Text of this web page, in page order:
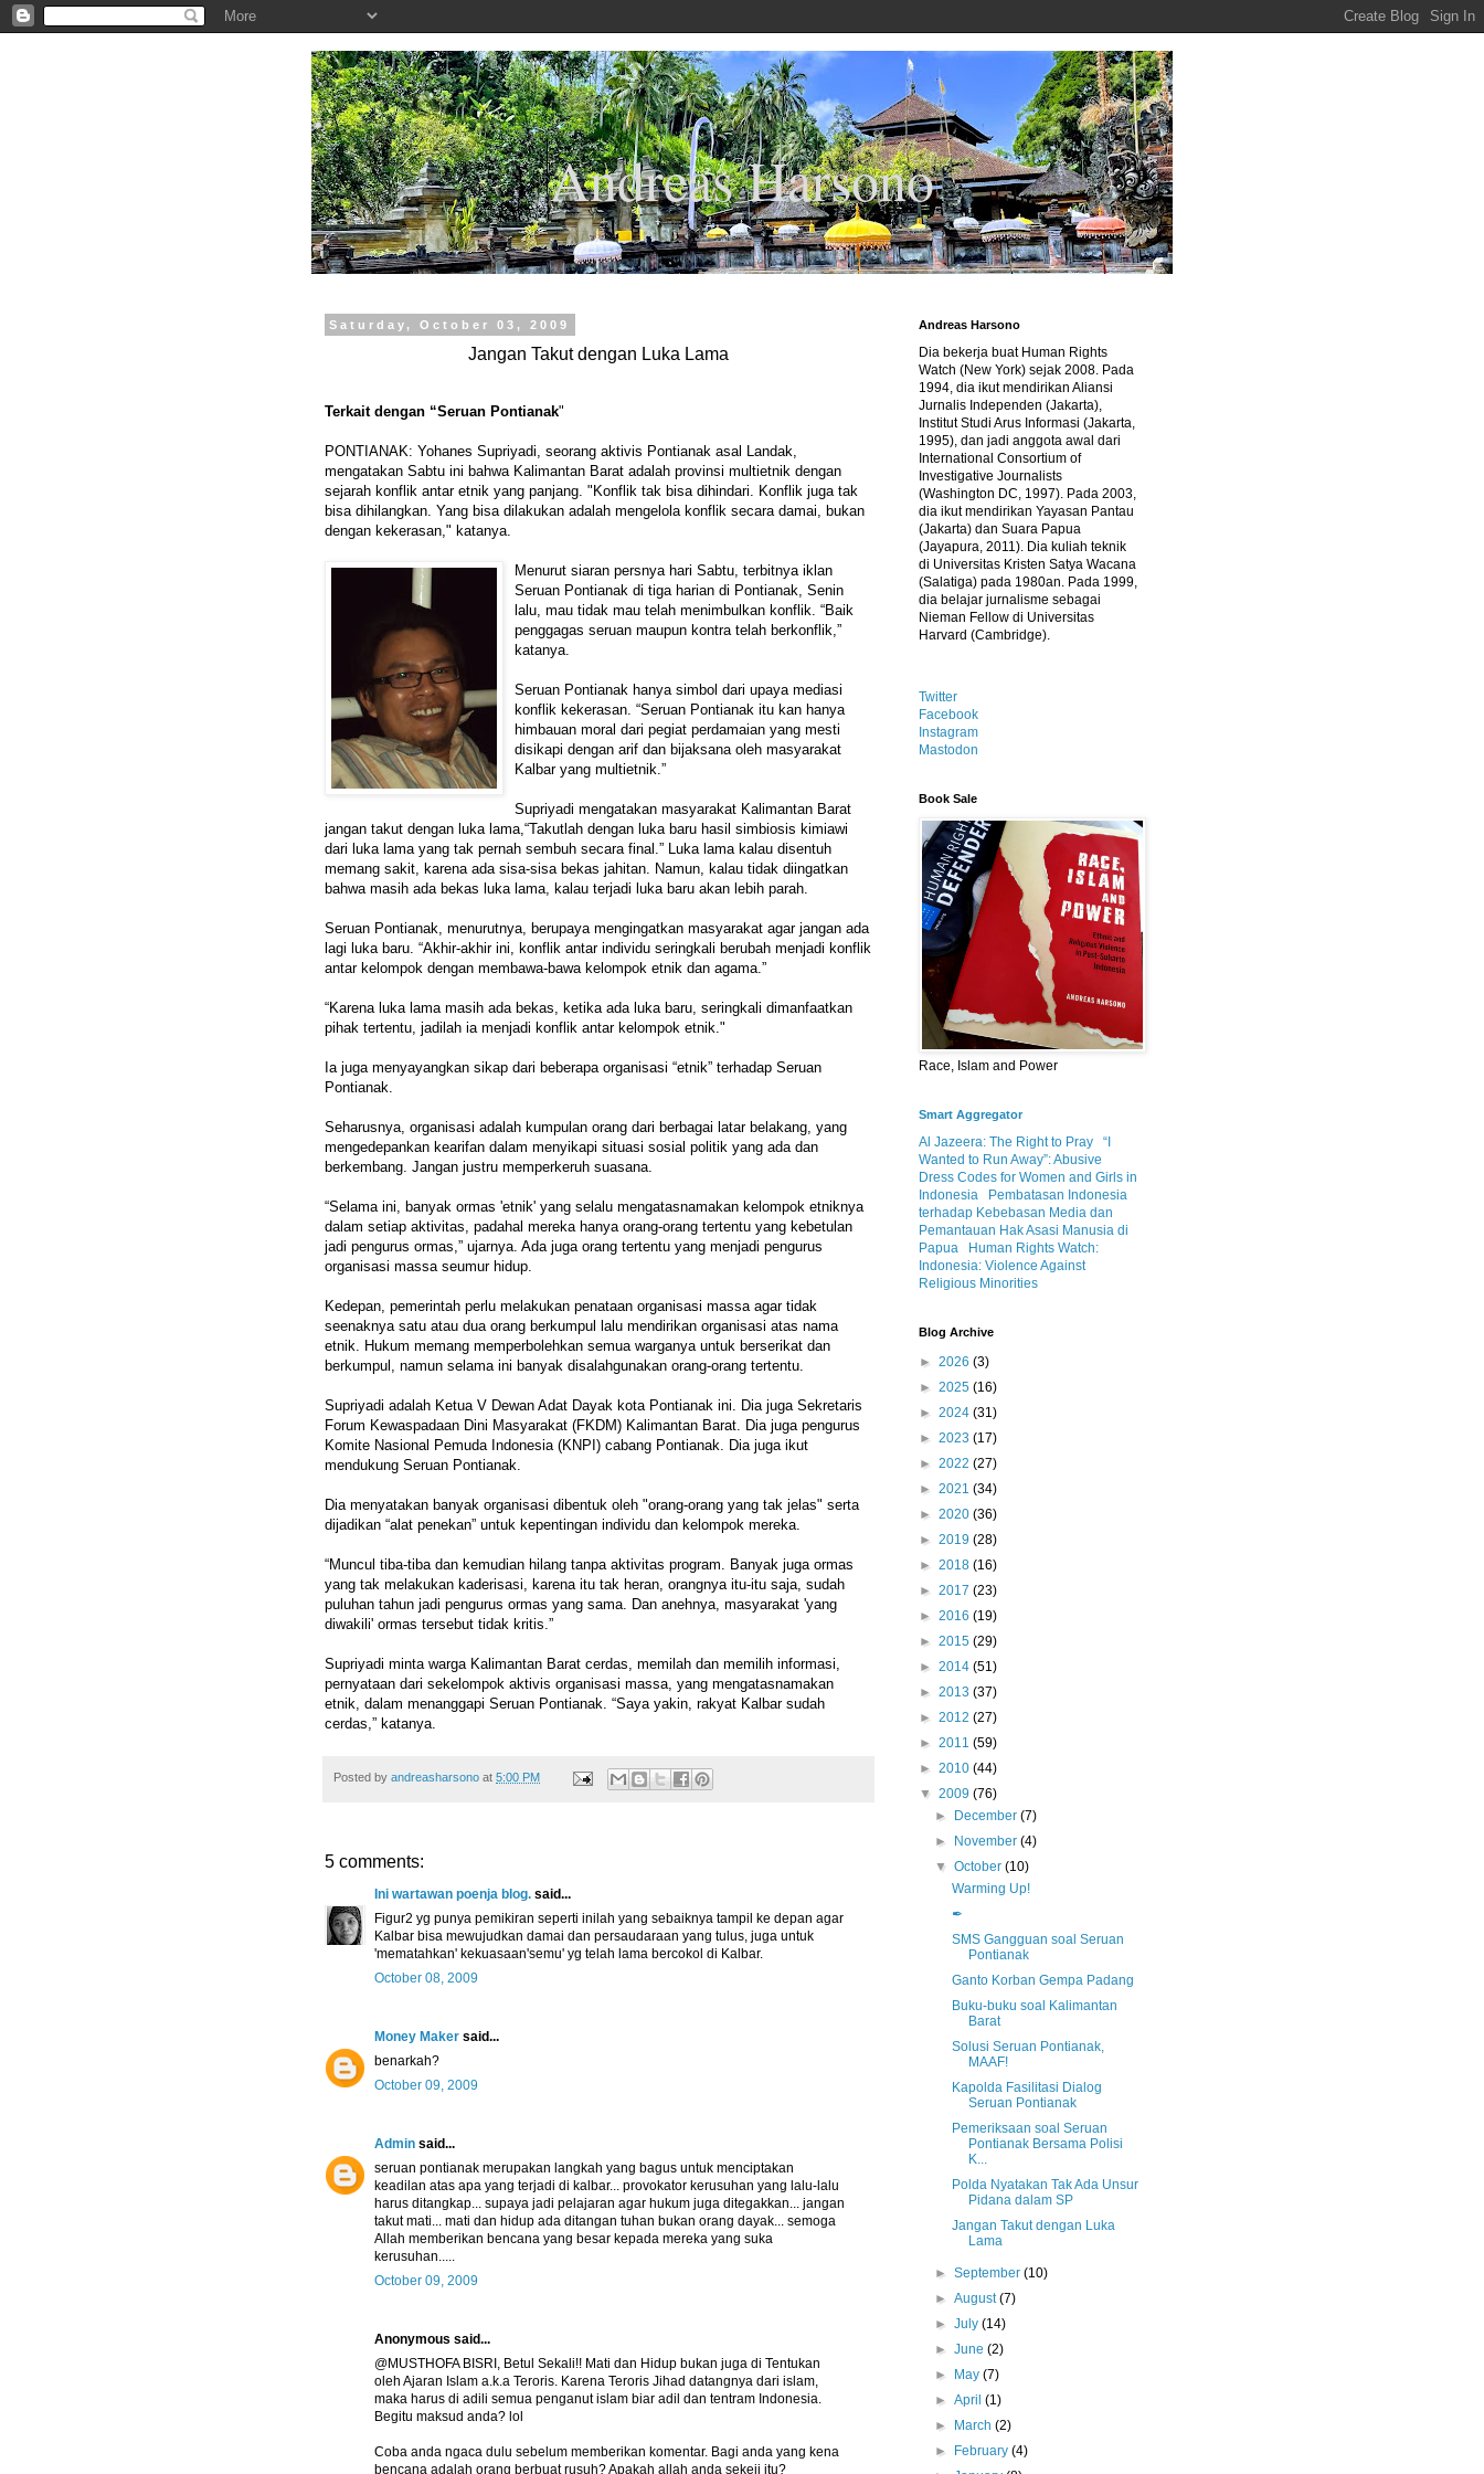
.
Andreas Harsono
Saturday, October 03, 2009
Jangan Takut dengan Luka Lama
Terkait dengan “Seruan Pontianak"
PONTIANAK: Yohanes Supriyadi, seorang aktivis Pontianak asal Landak,
mengatakan Sabtu ini bahwa Kalimantan Barat adalah provinsi multietnik dengan
sejarah konflik antar etnik yang panjang. "Konflik tak bisa dihindari. Konflik juga tak
bisa dihilangkan. Yang bisa dilakukan adalah mengelola konflik secara damai, bukan
dengan kekerasan," katanya.
Menurut siaran persnya hari Sabtu, terbitnya iklan
Seruan Pontianak di tiga harian di Pontianak, Senin
lalu, mau tidak mau telah menimbulkan konflik. “Baik
penggagas seruan maupun kontra telah berkonflik,”
katanya.
Seruan Pontianak hanya simbol dari upaya mediasi
konflik kekerasan. “Seruan Pontianak itu kan hanya
himbauan moral dari pegiat perdamaian yang mesti
disikapi dengan arif dan bijaksana oleh masyarakat
Kalbar yang multietnik.”
Supriyadi mengatakan masyarakat Kalimantan Barat
jangan takut dengan luka lama,“Takutlah dengan luka baru hasil simbiosis kimiawi
dari luka lama yang tak pernah sembuh secara final.” Luka lama kalau disentuh
memang sakit, karena ada sisa-sisa bekas jahitan. Namun, kalau tidak diingatkan
bahwa masih ada bekas luka lama, kalau terjadi luka baru akan lebih parah.
Seruan Pontianak, menurutnya, berupaya mengingatkan masyarakat agar jangan ada
lagi luka baru. “Akhir-akhir ini, konflik antar individu seringkali berubah menjadi konflik
antar kelompok dengan membawa-bawa kelompok etnik dan agama.”
“Karena luka lama masih ada bekas, ketika ada luka baru, seringkali dimanfaatkan
pihak tertentu, jadilah ia menjadi konflik antar kelompok etnik."
Ia juga menyayangkan sikap dari beberapa organisasi “etnik” terhadap Seruan
Pontianak.
Seharusnya, organisasi adalah kumpulan orang dari berbagai latar belakang, yang
mengedepankan kearifan dalam menyikapi situasi sosial politik yang ada dan
berkembang. Jangan justru memperkeruh suasana.
“Selama ini, banyak ormas 'etnik' yang selalu mengatasnamakan kelompok etniknya
dalam setiap aktivitas, padahal mereka hanya orang-orang tertentu yang kebetulan
jadi pengurus ormas,” ujarnya. Ada juga orang tertentu yang menjadi pengurus
organisasi massa seumur hidup.
Kedepan, pemerintah perlu melakukan penataan organisasi massa agar tidak
seenaknya satu atau dua orang berkumpul lalu mendirikan organisasi atas nama
etnik. Hukum memang memperbolehkan semua warganya untuk berserikat dan
berkumpul, namun selama ini banyak disalahgunakan orang-orang tertentu.
Supriyadi adalah Ketua V Dewan Adat Dayak kota Pontianak ini. Dia juga Sekretaris
Forum Kewaspadaan Dini Masyarakat (FKDM) Kalimantan Barat. Dia juga pengurus
Komite Nasional Pemuda Indonesia (KNPI) cabang Pontianak. Dia juga ikut
mendukung Seruan Pontianak.
Dia menyatakan banyak organisasi dibentuk oleh "orang-orang yang tak jelas" serta
dijadikan “alat penekan” untuk kepentingan individu dan kelompok mereka.
“Muncul tiba-tiba dan kemudian hilang tanpa aktivitas program. Banyak juga ormas
yang tak melakukan kaderisasi, karena itu tak heran, orangnya itu-itu saja, sudah
puluhan tahun jadi pengurus ormas yang sama. Dan anehnya, masyarakat 'yang
diwakili' ormas tersebut tidak kritis.”
Supriyadi minta warga Kalimantan Barat cerdas, memilah dan memilih informasi,
pernyataan dari sekelompok aktivis organisasi massa, yang mengatasnamakan
etnik, dalam menanggapi Seruan Pontianak. “Saya yakin, rakyat Kalbar sudah
cerdas,” katanya.
Posted by andreasharsono at 5:00 PM
5 comments:
Ini wartawan poenja blog. said...
Figur2 yg punya pemikiran seperti inilah yang sebaiknya tampil ke depan agar
Kalbar bisa mewujudkan damai dan persaudaraan yang tulus, juga untuk
'mematahkan' kekuasaan'semu' yg telah lama bercokol di Kalbar.
October 08, 2009
Money Maker said...
benarkah?
October 09, 2009
Admin said...
seruan pontianak merupakan langkah yang bagus untuk menciptakan
keadilan atas apa yang terjadi di kalbar... provokator kerusuhan yang lalu-lalu
harus ditangkap... supaya jadi pelajaran agar hukum juga ditegakkan... jangan
takut mati... mati dan hidup ada ditangan tuhan bukan orang dayak... semoga
Allah memberikan bencana yang besar kepada mereka yang suka
kerusuhan.....
October 09, 2009
Anonymous said...
@MUSTHOFA BISRI, Betul Sekali!! Mati dan Hidup bukan juga di Tentukan
oleh Ajaran Islam a.k.a Teroris. Karena Teroris Jihad datangnya dari islam,
maka harus di adili semua penganut islam biar adil dan tentram Indonesia.
Begitu maksud anda? lol
Coba anda ngaca dulu sebelum memberikan komentar. Bagi anda yang kena
bencana adalah orang berbuat rusuh? Apakah allah anda sekeji itu?
Andreas Harsono
Dia bekerja buat Human Rights
Watch (New York) sejak 2008. Pada
1994, dia ikut mendirikan Aliansi
Jurnalis Independen (Jakarta),
Institut Studi Arus Informasi (Jakarta,
1995), dan jadi anggota awal dari
International Consortium of
Investigative Journalists
(Washington DC, 1997). Pada 2003,
dia ikut mendirikan Yayasan Pantau
(Jakarta) dan Suara Papua
(Jayapura, 2011). Dia kuliah teknik
di Universitas Kristen Satya Wacana
(Salatiga) pada 1980an. Pada 1999,
dia belajar jurnalisme sebagai
Nieman Fellow di Universitas
Harvard (Cambridge).
Twitter
Facebook
Instagram
Mastodon
Book Sale
Race, Islam and Power
Smart Aggregator
Al Jazeera: The Right to Pray
“I
Wanted to Run Away”: Abusive
Dress Codes for Women and Girls in
Indonesia
Pembatasan Indonesia
terhadap Kebebasan Media dan
Pemantauan Hak Asasi Manusia di
Papua
Human Rights Watch:
Indonesia: Violence Against
Religious Minorities
Blog Archive
► 2026 (3)
► 2025 (16)
► 2024 (31)
► 2023 (17)
► 2022 (27)
► 2021 (34)
► 2020 (36)
► 2019 (28)
► 2018 (16)
► 2017 (23)
► 2016 (19)
► 2015 (29)
► 2014 (51)
► 2013 (37)
► 2012 (27)
► 2011 (59)
► 2010 (44)
▼ 2009 (76)
►
December(7)
►
November(4)
▼October(10)
Warming Up!
✒
SMS Gangguan soal Seruan
Pontianak
Ganto Korban Gempa Padang
Buku-buku soal Kalimantan
Barat
Solusi Seruan Pontianak,
MAAF!
Kapolda Fasilitasi Dialog
Seruan Pontianak
Pemeriksaan soal Seruan
Pontianak Bersama Polisi
K...
Polda Nyatakan Tak Ada Unsur
Pidana dalam SP
Jangan Takut dengan Luka
Lama
►September(10)
►August(7)
►July(14)
►June(2)
►
May(7)
►April(1)
►
March(2)
►
February(4)